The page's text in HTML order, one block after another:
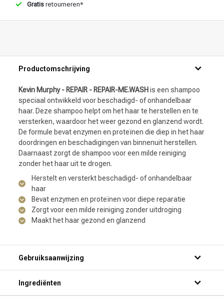
Gratis retourneren*
Productomschrijving
Kevin Murphy - REPAIR - REPAIR-ME.WASH is een shampoo
speciaal ontwikkeld voor beschadigd- of onhandelbaar
haar. Deze shampoo helpt om het haar te herstellen en te
versterken, waardoor het weer gezond en glanzend wordt.
De formule bevat enzymen en proteïnen die diep in het haar
doordringen en beschadigingen van binnenuit herstellen.
Daarnaast zorgt de shampoo voor een milde reiniging
zonder het haar uit te drogen.
Herstelt en versterkt beschadigd- of onhandelbaar
haar
Bevat enzymen en proteïnen voor diepe reparatie
Zorgt voor een milde reiniging zonder uitdroging
Maakt het haar gezond en glanzend
Gebruiksaanwijzing
Ingrediënten